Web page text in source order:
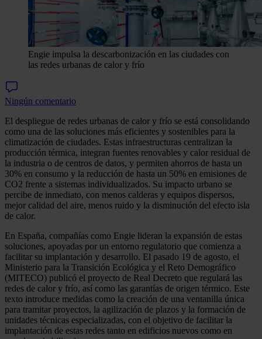
Engie impulsa la descarbonización en las ciudades con
las redes urbanas de calor y frío
Ningún comentario
El despliegue de redes urbanas de calor y frío se está consolidando
como una de las soluciones más eficientes y sostenibles para la
climatización de ciudades. Estas infraestructuras centralizan la
producción térmica, integran fuentes renovables y calor residual de
la industria o de centros de datos, y permiten ahorros de hasta un
30% en consumo y la reducción de hasta un 50% en emisiones de
CO2 frente a sistemas individualizados. Su impacto urbano se
percibe de inmediato, con menos calderas y equipos dispersos,
mejor calidad del aire, menos ruido y la disminución del efecto isla
de calor.
En España, compañías como Engie lideran la expansión de estas
soluciones, apoyadas por un entorno regulatorio que comienza a
facilitar su implantación y desarrollo. El pasado 19 de agosto, el
Ministerio para la Transición Ecológica y el Reto Demográfico
(MITECO) publicó el proyecto de Real Decreto que regulará las
redes de calor y frío, así como las garantías de origen térmico. Este
texto introduce medidas como la creación de una ventanilla única
para tramitar proyectos, la agilización de plazos y la formación de
unidades técnicas especializadas, con el objetivo de facilitar la
implantación de estas redes tanto en edificios nuevos como en